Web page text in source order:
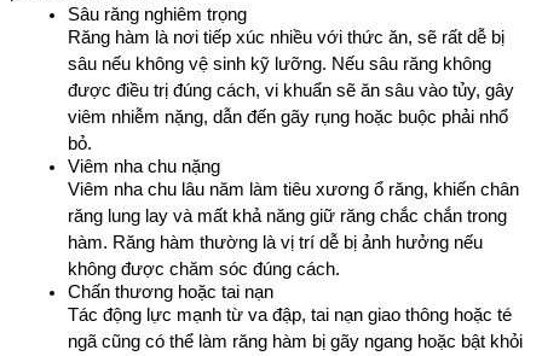
Sâu răng nghiêm trọng
Răng hàm là nơi tiếp xúc nhiều với thức ăn, sẽ rất dễ bị
sâu nếu không vệ sinh kỹ lưỡng. Nếu sâu răng không
được điều trị đúng cách, vi khuẩn sẽ ăn sâu vào tủy, gây
viêm nhiễm nặng, dẫn đến gãy rụng hoặc buộc phải nhổ
bỏ.
Viêm nha chu nặng
Viêm nha chu lâu năm làm tiêu xương ổ răng, khiến chân
răng lung lay và mất khả năng giữ răng chắc chắn trong
hàm. Răng hàm thường là vị trí dễ bị ảnh hưởng nếu
không được chăm sóc đúng cách.
Chấn thương hoặc tai nạn
Tác động lực mạnh từ va đập, tai nạn giao thông hoặc té
ngã cũng có thể làm răng hàm bị gãy ngang hoặc bật khỏi